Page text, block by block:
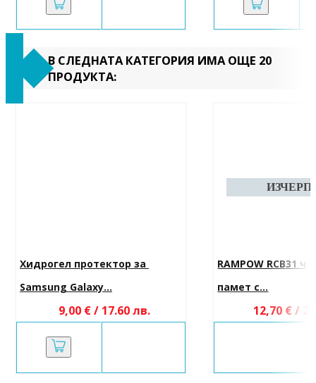
В СЛЕДНАТА КАТЕГОРИЯ ИМА ОЩЕ 20
ПРОДУКТА:
Хидрогел протектор за
Samsung Galaxy...
9,00 € / 17.60 лв.
RAMPOW RCB31
памет с...
12,70 € /